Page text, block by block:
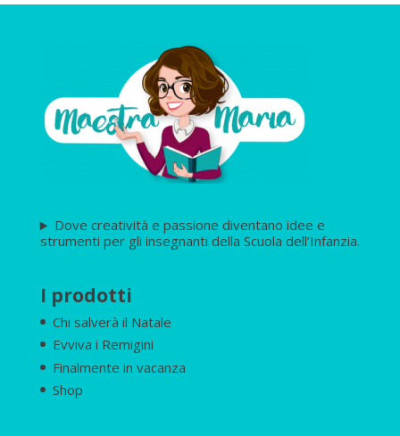
Dove creatività e passione diventano idee e
strumenti per gli insegnanti della Scuola dell’Infanzia.
I prodotti
Chi salverà il Natale
Evviva i Remigini
Finalmente in vacanza
Shop